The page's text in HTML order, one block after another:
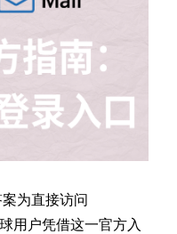
为直接访问
用户凭借这一官方入